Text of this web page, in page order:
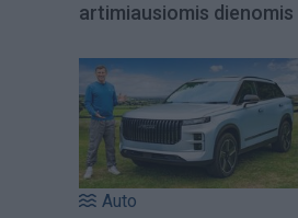
artimiausiomis dienomis
Auto